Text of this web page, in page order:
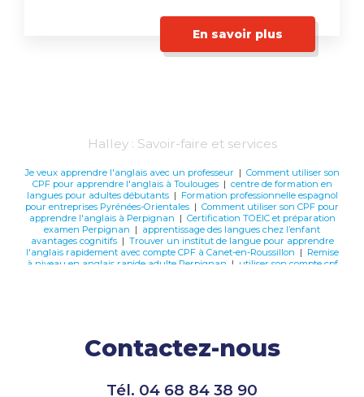
En savoir plus
Halley : Savoir-faire et services
Je veux apprendre l'anglais avec un professeur | Comment utiliser son
CPF pour apprendre l'anglais à Toulouges| centre de formation en
langues pour adultes débutants| Formation professionnelle espagnol
pour entreprises Pyrénées-Orientales | Comment utiliser son CPF pour
apprendre l'anglais à Perpignan | Certification TOEIC et préparation
examen Perpignan | apprentissage des langues chez l’enfant
avantages cognitifs| Trouver un institut de langue pour apprendre
l'anglais rapidement avec compte CPF à Canet-en-Roussillon | Remise
à niveau en anglais rapide adulte Perpignan | utiliser son compte cpf
apprendre l'anglais à Sainte-Marie-La-Mer
|Comment utiliser son CPF
pour apprendre l'anglais à Canet-en-Roussillon|Comment apprendre
langues Perpignan avis et tarifs|est-ce utile d’apprendre une langue
Contactez-nous
Tél. 04 68 84 38 90